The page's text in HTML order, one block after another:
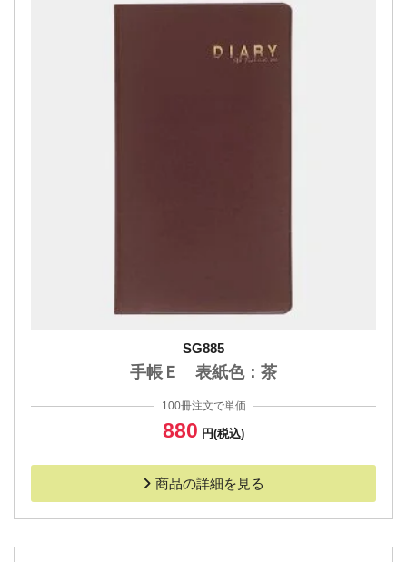
SG885
手帳Ｅ 表紙色：茶
100冊注文で単価
880 円(税込)
商品の詳細を見る